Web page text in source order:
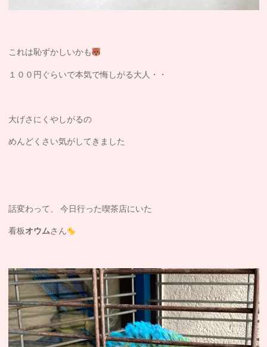
これは恥ずかしいかも
１００円ぐらいで本気で悔しがる大人・・
大げさにくやしがるの
めんどくさい気がしてきました
話変わって、 今日行った喫茶店にいた
看板オウムさん